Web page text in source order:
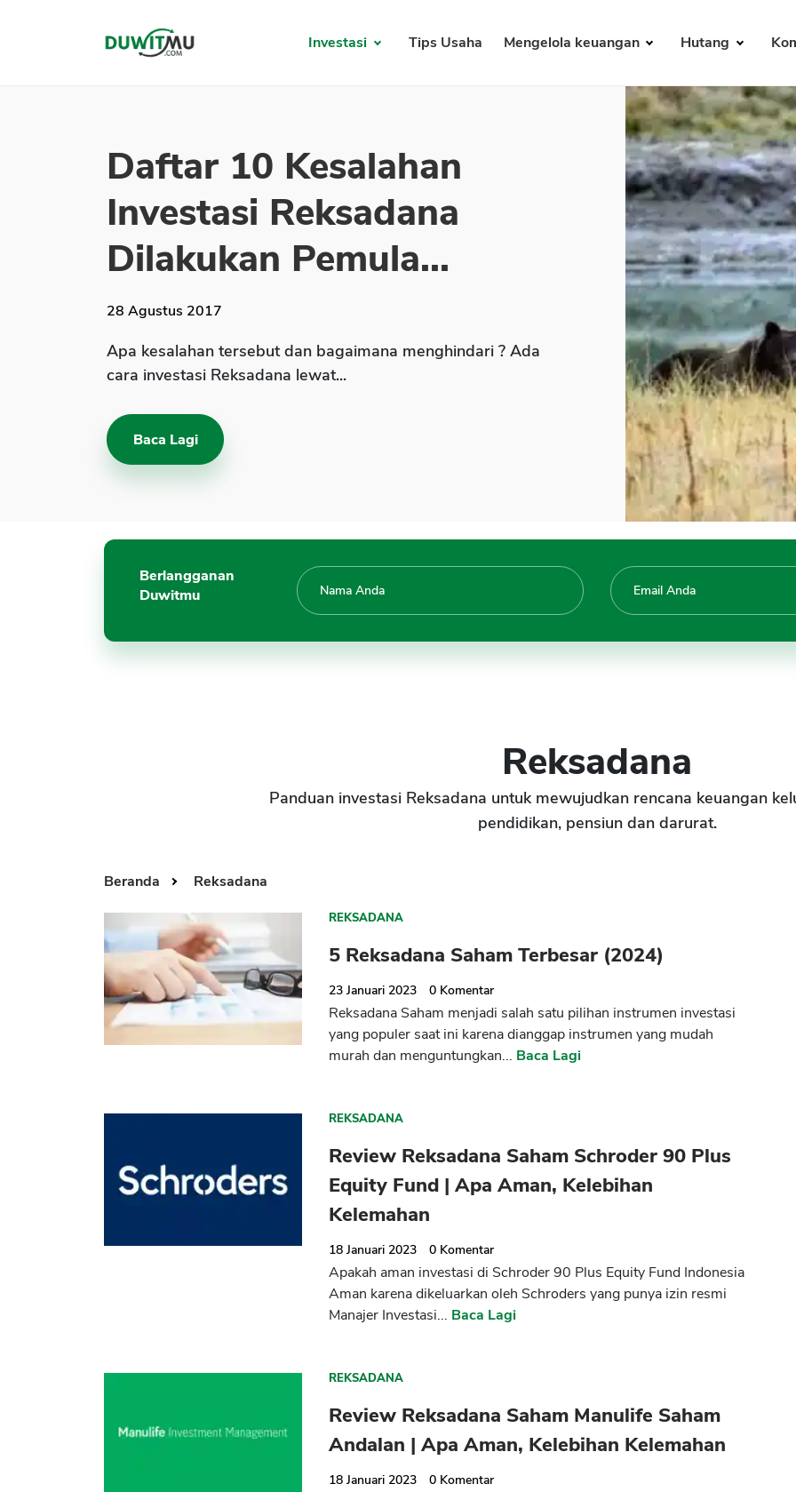
Investasi Tips Usaha Mengelola keuangan Hutang
Daftar 10 Kesalahan
Investasi Reksadana
Dilakukan Pemula...
28 Agustus 2017
Apa kesalahan tersebut dan bagaimana menghindari ? Ada
cara investasi Reksadana lewat...
Baca Lagi
Berlangganan
Duwitmu
Reksadana
Panduan investasi Reksadana untuk mewujudkan rencana keuangan
pendidikan, pensiun dan darurat.
Beranda Reksadana
REKSADANA
5 Reksadana Saham Terbesar (2024)
23 Januari 2023 0 Komentar
Reksadana Saham menjadi salah satu pilihan instrumen investasi
yang populer saat ini karena dianggap instrumen yang mudah
murah dan menguntungkan... Baca Lagi
REKSADANA
Review Reksadana Saham Schroder 90 Plus
Equity Fund | Apa Aman, Kelebihan
Kelemahan
18 Januari 2023 0 Komentar
Apakah aman investasi di Schroder 90 Plus Equity Fund Indonesia
Aman karena dikeluarkan oleh Schroders yang punya izin resmi
Manajer Investasi... Baca Lagi
REKSADANA
Review Reksadana Saham Manulife Saham
Andalan | Apa Aman, Kelebihan Kelemahan
18 Januari 2023 0 Komentar